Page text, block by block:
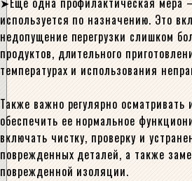
используется по назначению. Это
недопущение перегрузки слишком
продуктов, длительного
температурах и использования
Также важно регулярно осматривать
обеспечить ее нормальное
включать чистку, проверку и
поврежденных деталей, а также
поврежденной изоляции.